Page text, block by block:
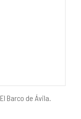
El Barco de Ávila.